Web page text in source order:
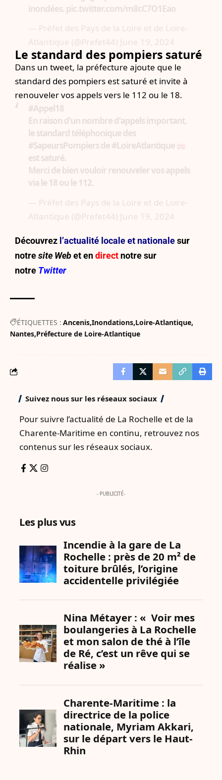
inondées. pic.twitter.com/m8cC7O1Eao
— Préfet des Pays de la Loire et de Loire-
Atlantique (@Prefet44) June 19, 2024
Le standard des pompiers saturé
Dans un tweet, la préfecture ajoute que le
standard des pompiers est saturé et invite à
renouveler vos appels vers le 112 ou le 18.
#Appel18
En raison d'un nombre d'appels important,
le standard téléphonique des
#SapeursPompiersde#LoireAtlantique
est saturé.
Merci de bien vouloir renouveler vos appels
via le 18 ou le 112.
— Préfet des Pays de la Loire et de Loire-
Atlantique (@Prefet44) June 19, 2024
Découvrez l’actualité locale et nationalesur
notresite Webet endirect notre sur
notre Twitter
ÉTIQUETTES : Ancenis Inondations Loire-Atlantique
Nantes Préfecture de Loire-Atlantique
Suivez nous sur les réseaux sociaux
Pour suivre l’actualité de La Rochelle et de la
Charente-Maritime en continu, retrouvez nos
contenus sur les réseaux sociaux.
- PUBLICITÉ-
Les plus vus